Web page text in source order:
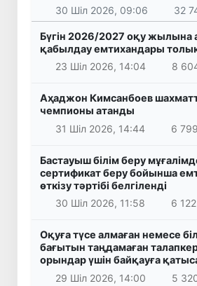
30 Шіл 2026, 09:06 32
Бүгін 2026/2027 оқу жылына
қабылдау емтихандары
23 Шіл 2026, 14:04
8
Аҳаджон Кимсанбоев
чемпионы атанды
31 Шіл 2026, 14:44
6 799
Бастауыш білім беру
сертификат беру бойынша
өткізу тәртібі белгіленді
30 Шіл 2026, 11:58
6 122
Оқуға түсе алмаған немесе
бағытын таңдамаған
орындар үшін байқауға
29 Шіл 2026, 14:00
5